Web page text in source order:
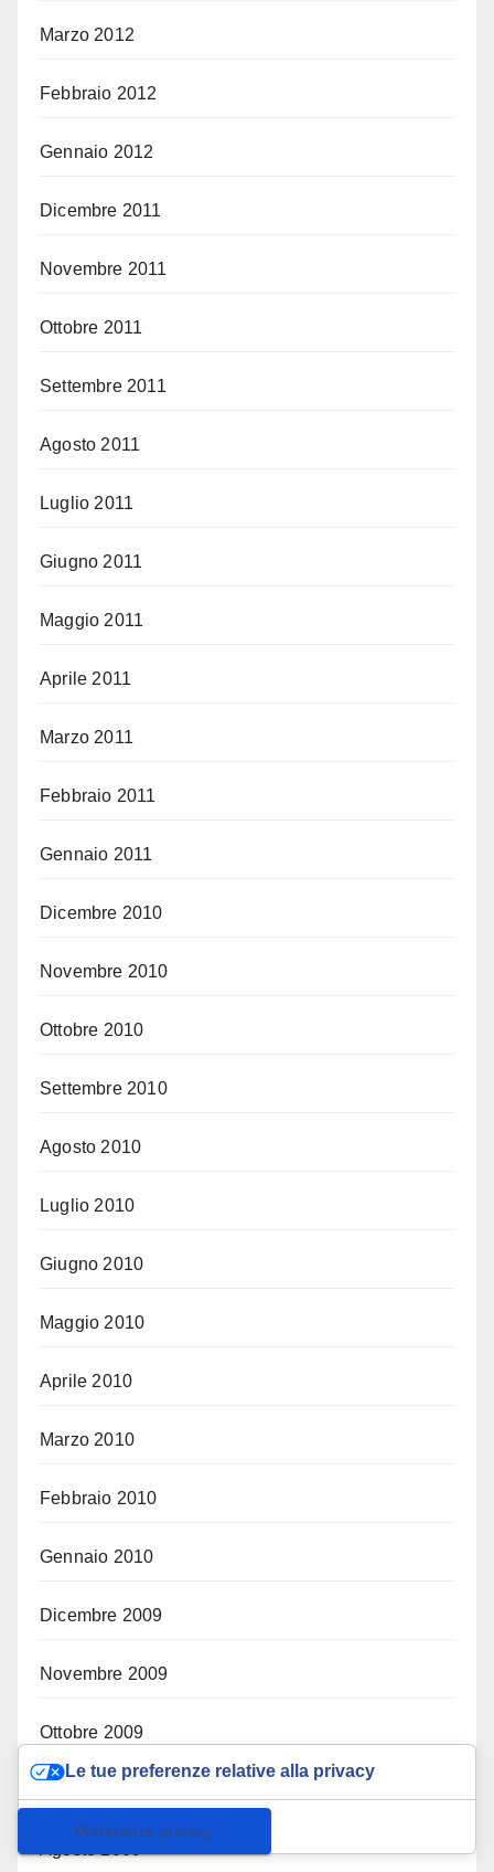
Marzo 2012
Febbraio 2012
Gennaio 2012
Dicembre 2011
Novembre 2011
Ottobre 2011
Settembre 2011
Agosto 2011
Luglio 2011
Giugno 2011
Maggio 2011
Aprile 2011
Marzo 2011
Febbraio 2011
Gennaio 2011
Dicembre 2010
Novembre 2010
Ottobre 2010
Settembre 2010
Agosto 2010
Luglio 2010
Giugno 2010
Maggio 2010
Aprile 2010
Marzo 2010
Febbraio 2010
Gennaio 2010
Dicembre 2009
Novembre 2009
Ottobre 2009
Le tue preferenze relative alla privacy
Informativa sulla raccolta